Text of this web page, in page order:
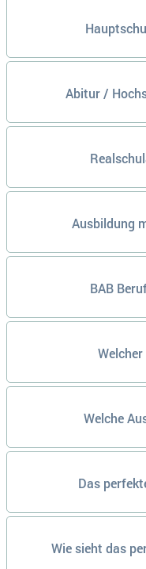
Abitur /
Ausbildung
BAB
Welche
Das
Wie sieht das